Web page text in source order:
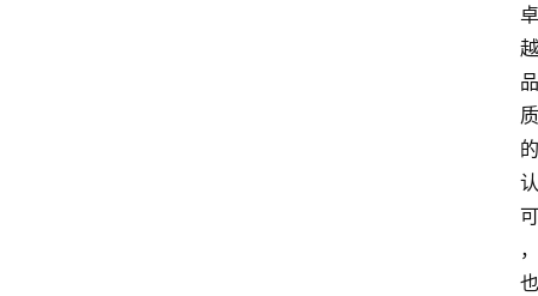
卓
越
品
质
的
认
可
，
也